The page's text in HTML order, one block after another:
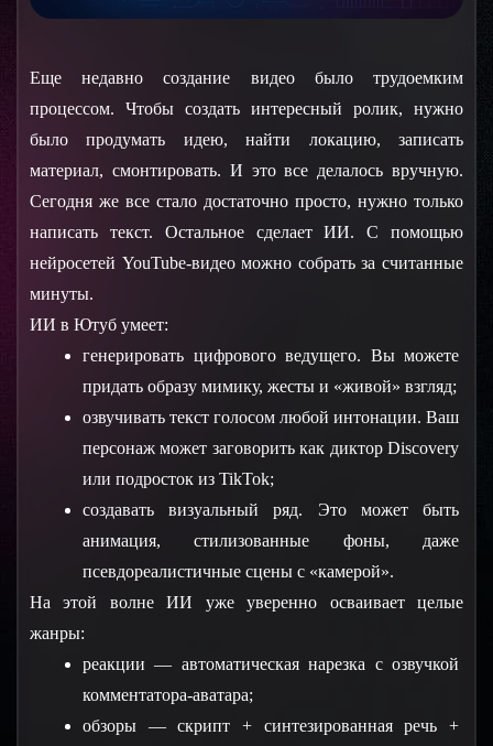
Еще недавно создание видео было трудоемким
процессом. Чтобы создать интересный ролик, нужно
было продумать идею, найти локацию, записать
материал, смонтировать. И это все делалось вручную.
Сегодня же все стало достаточно просто, нужно только
написать текст. Остальное сделает ИИ. С помощью
нейросетей YouTube-видео можно собрать за считанные
минуты.
ИИ в Ютуб умеет:
генерировать цифрового ведущего. Вы можете
придать образу мимику, жесты и «живой» взгляд;
озвучивать текст голосом любой интонации. Ваш
персонаж может заговорить как диктор Discovery
или подросток из TikTok;
создавать визуальный ряд. Это может быть
анимация, стилизованные фоны, даже
псевдореалистичные сцены с «камерой».
На этой волне ИИ уже уверенно осваивает целые
жанры:
реакции — автоматическая нарезка с озвучкой
комментатора-аватара;
обзоры — скрипт + синтезированная речь +